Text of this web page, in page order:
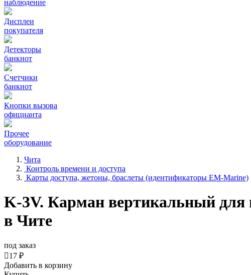
наблюдение
Дисплеи
покупателя
Детекторы
банкнот
Счетчики
банкнот
Кнопки вызова
официанта
Прочее
оборудование
Чита
Контроль времени и доступа
Карты доступа, жетоны, браслеты (идентификаторы EM-Marine)
K-3V. Карман вертикальный для
в Чите
под заказ
17 ₽
Добавить в корзину